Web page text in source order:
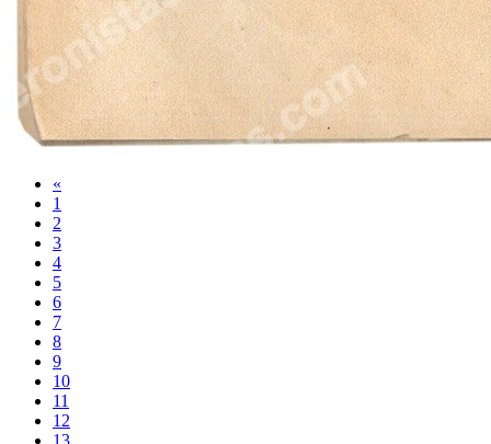
«
1
2
3
4
5
6
7
8
9
10
11
12
13